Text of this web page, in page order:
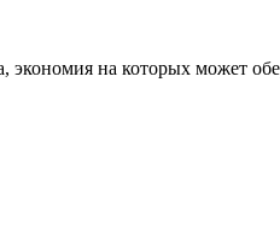
экономия на которых может